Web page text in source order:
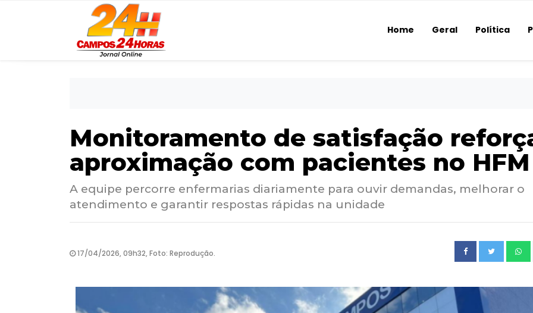
Home Geral Política
Monitoramento de satisfação
aproximação com pacientes no HFM
A equipe percorre enfermarias diariamente para ouvir demandas, melhorar o
atendimento e garantir respostas rápidas na unidade
17/04/2026, 09h32, Foto: Reprodução.